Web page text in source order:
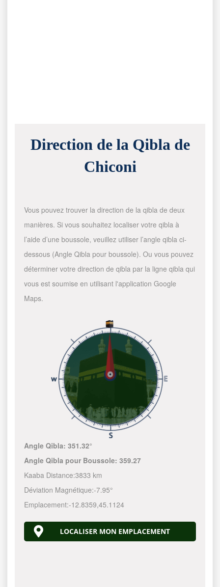
Direction de la Qibla de
Chiconi
Vous pouvez trouver la direction de la qibla de deux
manières. Si vous souhaitez localiser votre qibla à
l’aide d’une boussole, veuillez utiliser l’angle qibla ci-
dessous (Angle Qibla pour boussole). Ou vous pouvez
déterminer votre direction de qibla par la ligne qibla qui
vous est soumise en utilisant l'application Google
Maps.
Angle Qibla:351.32°
Angle Qibla pour Boussole:359.27
Kaaba Distance:3833 km
Déviation Magnétique:-7.95°
Emplacement:-12.8359,45.1124
LOCALISER MON EMPLACEMENT